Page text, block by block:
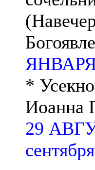
ЯНВАРЯ
*
Иоанна
29